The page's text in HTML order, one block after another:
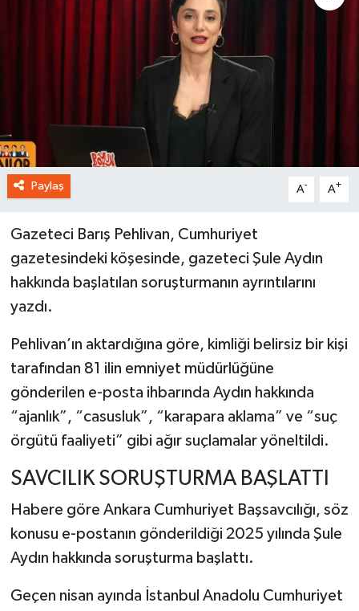
Paylaş A- A+
Gazeteci Barış Pehlivan, Cumhuriyet
gazetesindeki köşesinde, gazeteci Şule Aydın
hakkında başlatılan soruşturmanın ayrıntılarını
yazdı.
Pehlivan’ın aktardığına göre, kimliği belirsiz bir kişi
tarafından 81 ilin emniyet müdürlüğüne
gönderilen e-posta ihbarında Aydın hakkında
“ajanlık”, “casusluk”, “karapara aklama” ve “suç
örgütü faaliyeti” gibi ağır suçlamalar yöneltildi.
SAVCILIK SORUŞTURMA BAŞLATTI
Habere göre Ankara Cumhuriyet Başsavcılığı, söz
konusu e-postanın gönderildiği 2025 yılında Şule
Aydın hakkında soruşturma başlattı.
Geçen nisan ayında İstanbul Anadolu Cumhuriyet